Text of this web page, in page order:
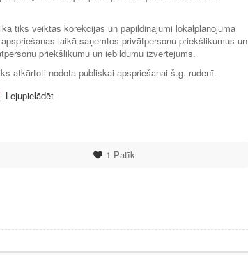
tiks veiktas korekcijas un papildinājumi lokālplānojuma
laikā saņemtos privātpersonu priekšlikumus un
priekšlikumu un iebildumu izvērtējums.
atkārtoti nodota publiskai apspriešanai š.g. rudenī.
Lejupielādēt
1 Patīk